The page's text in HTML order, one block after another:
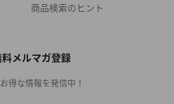
商品検索のヒント
メルマガ登録
得な情報を発信中！